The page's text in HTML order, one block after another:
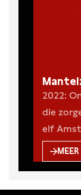
2022:
die
elf
partner,